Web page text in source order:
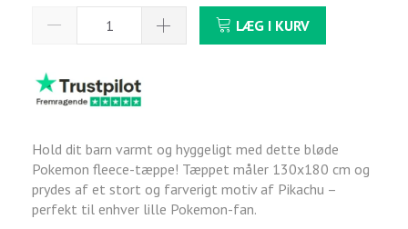
LÆG I KURV
Hold dit barn varmt og hyggeligt med dette bløde
Pokemon fleece-tæppe! Tæppet måler 130x180 cm og
prydes af et stort og farverigt motiv af Pikachu –
perfekt til enhver lille Pokemon-fan.